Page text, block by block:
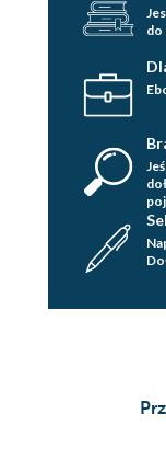
239 12.3.
Wymagania
do